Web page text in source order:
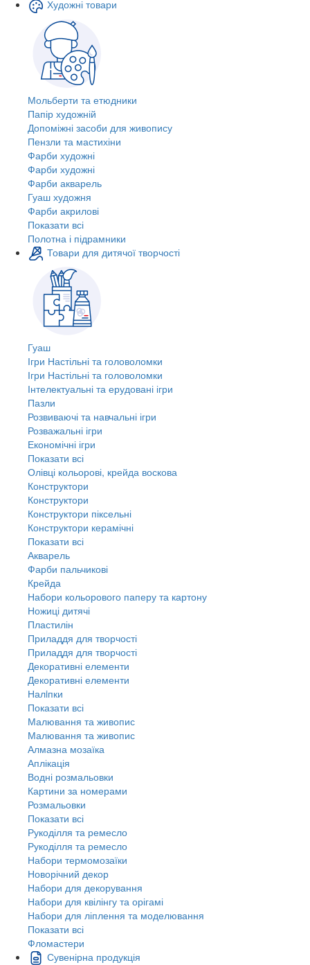
Художні товари
Мольберти та етюдники
Папір художній
Допоміжні засоби для живопису
Пензли та мастихіни
Фарби художні
Фарби художні
Фарби акварель
Гуаш художня
Фарби акрилові
Показати всі
Полотна і підрамники
Товари для дитячої творчості
Гуаш
Ігри Настільні та головоломки
Ігри Настільні та головоломки
Інтелектуальні та ерудовані ігри
Пазли
Розвиваючі та навчальні ігри
Розважальні ігри
Економічні ігри
Показати всі
Олівці кольорові, крейда воскова
Конструктори
Конструктори
Конструктори піксельні
Конструктори керамічні
Показати всі
Акварель
Фарби пальчикові
Крейда
Набори кольорового паперу та картону
Ножиці дитячі
Пластилін
Приладдя для творчості
Приладдя для творчості
Декоративні елементи
Декоративні елементи
Налiпки
Показати всі
Малювання та живопис
Малювання та живопис
Алмазна мозаїка
Аплікація
Водні розмальовки
Картини за номерами
Розмальовки
Показати всі
Рукоділля та ремесло
Рукоділля та ремесло
Набори термомозаїки
Новорічний декор
Набори для декорування
Набори для квілінгу та орігамі
Набори для ліплення та моделювання
Показати всі
Фломастери
Сувенірна продукція